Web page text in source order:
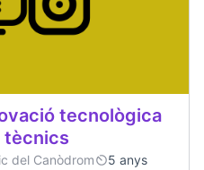
tecnològica
tècnics
del Canòdrom
5 anys